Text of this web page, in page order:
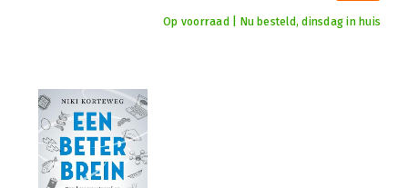
Op voorraad | Nu besteld, dinsdag in huis